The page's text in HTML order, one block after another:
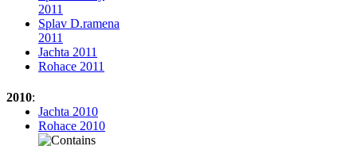
2011
Splav D.ramena
2011
Jachta 2011
Rohace 2011
2010:
Jachta 2010
Rohace 2010